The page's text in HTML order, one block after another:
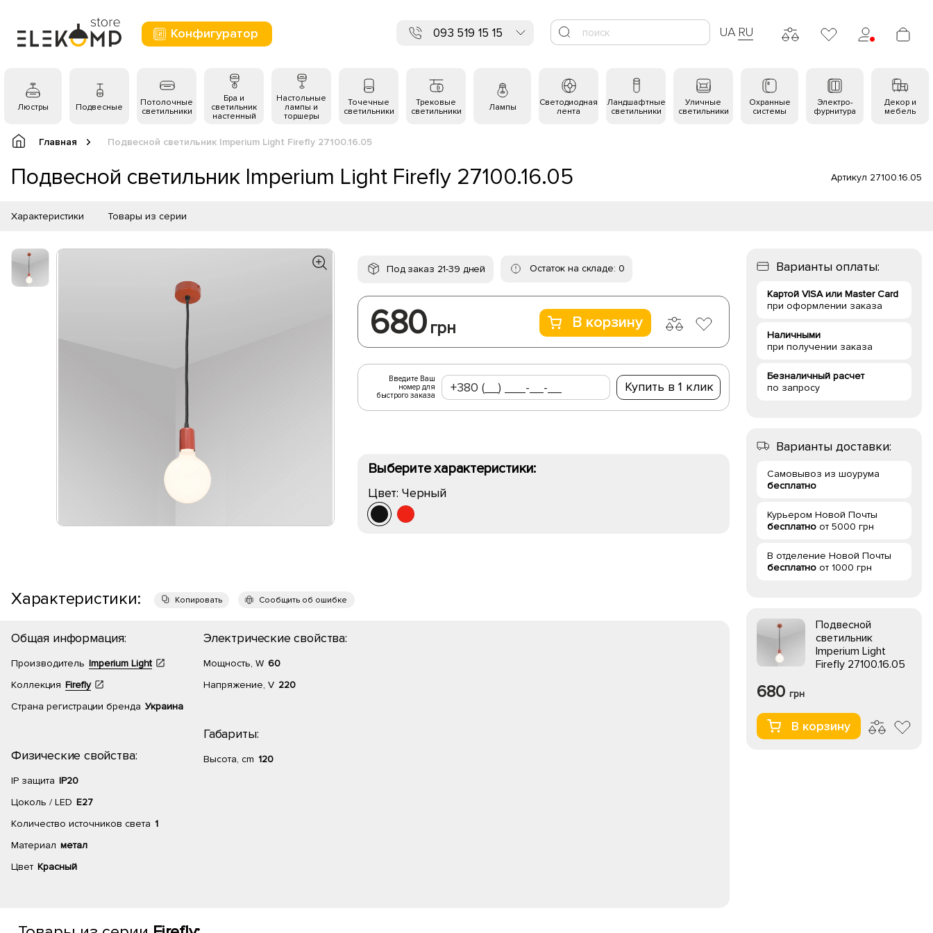
Конфигуратор 093 519 15 15 UA RU
Люстры Подвесные
Потолочные
светильники
Бра и
светильник
настенный
Настольные
лампы и
торшеры
Точечные
светильники
Трековые
светильники
Лампы
Светодиодная
лента
Ландшафтные
светильники
Уличные
светильники
Охранные
системы
Электро-
фурнитура
Декор и
мебель
Главная Подвесной светильник Imperium Light Firefly 27100.16.05
Подвесной светильник Imperium Light Firefly 27100.16.05 Артикул 27100.16.05
Характеристики Товары из серии
Под заказ 21-39 дней Остаток на складе: 0
680 грн В корзину
Введите Ваш
номер для
быстрого заказа
Купить в 1 клик
Выберите характеристики:
Цвет: Черный
Характеристики: Копировать Сообщить об ошибке
Общая информация:
Производитель Imperium Light
Коллекция Firefly
Страна регистрации бренда Украина
Физические свойства:
IP защита IP20
Цоколь / LED E27
Количество источников света 1
Материал метал
Цвет Красный
Электрические свойства:
Мощность, W 60
Напряжение, V 220
Габариты:
Высота, cm 120
Варианты оплаты:
Картой VISA или Master Card
при оформлении заказа
Наличными
при получении заказа
Безналичный расчет
по запросу
Варианты доставки:
Самовывоз из шоурума
бесплатно
Курьером Новой Почты
бесплатно от 5000 грн
В отделение Новой Почты
бесплатно от 1000 грн
Подвесной
светильник
Imperium Light
Firefly 27100.16.05
680 грн
В корзину